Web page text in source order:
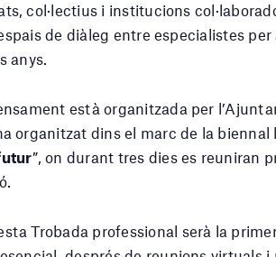
col·lectius i institucions
de diàleg entre especialistes
anys.
està organitzada per
organitzat dins el marc de la biennal
”, on durant tres dies es reuniran
Trobada professional serà la